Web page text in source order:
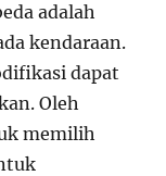
adalah
kendaraan.
dapat
Oleh
memilih